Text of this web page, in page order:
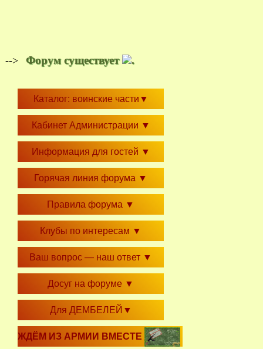
--> Форум существует .
Каталог: воинские части ▼
Кабинет Администрации ▼
Информация для гостей ▼
Горячая линия форума ▼
Правила форума ▼
Клубы по интересам ▼
Ваш вопрос — наш ответ ▼
Досуг на форуме ▼
Для ДЕМБЕЛЕЙ ▼
ЖДЁМ ИЗ АРМИИ ВМЕСТЕ